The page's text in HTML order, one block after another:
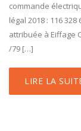
commande
légal 2018 : 116
attribuée à Eiffage
/79 […]
LIRE LA